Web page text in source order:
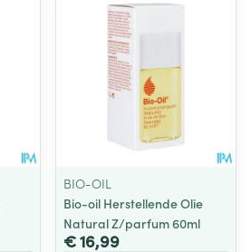
BIO-OIL
Bio-oil Herstellende Olie
Natural Z/parfum 60ml
€ 16,99